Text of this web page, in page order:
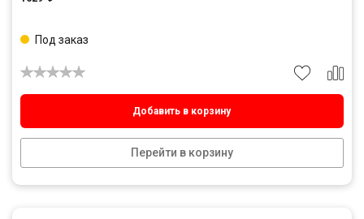
Добавить в корзину
Перейти в корзину
Под заказ